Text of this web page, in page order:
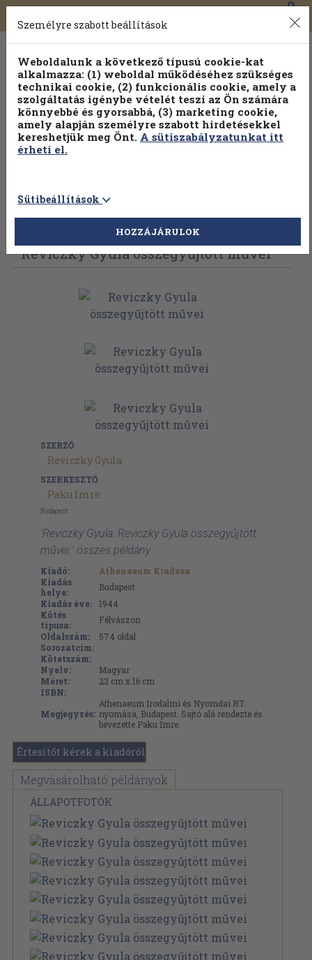
Toggle
navigation
0
Vissza az előző oldalra Válasszon példányt
Reviczky Gyula összegyűjtött művei
SZERZŐ
Reviczky Gyula
SZERKESZTŐ
Paku Imre
Budapest
'Reviczky Gyula: Reviczky Gyula összegyűjtött
művei ' összes példány
Kiadó:
Athenaeum Kiadása
Kiadás
helye:
Budapest
Kiadás éve:
1944
Kötés
típusa:
Félvászon
Oldalszám:
574 oldal
Sorozatcím:
Kötetszám:
Nyelv:
Magyar
Méret:
22 cm x 16 cm
ISBN:
Megjegyzés:
Athenaeum Irodalmi és Nyomdai RT.
nyomása, Budapest. Sajtó alá rendezte és
bevezette Paku Imre.
Értesítőt kérek a kiadóról
Megvásárolható példányok
ÁLLAPOTFOTÓK
Személyre szabott beállítások
Weboldalunk a következő típusú cookie-kat
alkalmazza: (1) weboldal működéséhez szükséges
technikai cookie, (2) funkcionális cookie, amely a
szolgáltatás igénybe vételét teszi az Ön számára
könnyebbé és gyorsabbá, (3) marketing cookie,
amely alapján személyre szabott hirdetésekkel
kereshetjük meg Önt. A sütiszabályzatunkat itt
érheti el.
Sütibeállítások
HOZZÁJÁRULOK